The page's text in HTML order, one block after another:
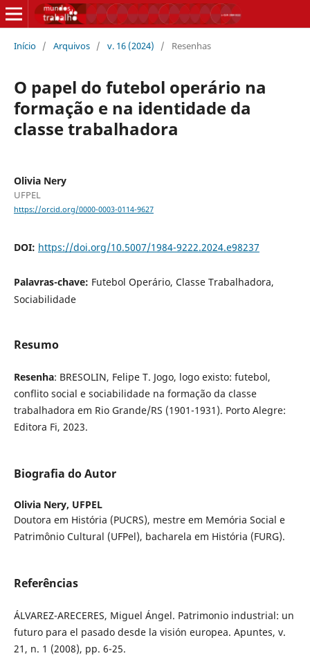
Início / Arquivos / v. 16 (2024) / Resenhas
O papel do futebol operário na
formação e na identidade da
classe trabalhadora
Olivia Nery
UFPEL
https://orcid.org/0000-0003-0114-9627
DOI: https://doi.org/10.5007/1984-9222.2024.e98237
Palavras-chave: Futebol Operário, Classe Trabalhadora,
Sociabilidade
Resumo
Resenha: BRESOLIN, Felipe T. Jogo, logo existo: futebol,
conflito social e sociabilidade na formação da classe
trabalhadora em Rio Grande/RS (1901-1931). Porto Alegre:
Editora Fi, 2023.
Biografia do Autor
Olivia Nery, UFPEL
Doutora em História (PUCRS), mestre em Memória Social e
Patrimônio Cultural (UFPel), bacharela em História (FURG).
Referências
ÁLVAREZ-ARECERES, Miguel Ángel. Patrimonio industrial: un
futuro para el pasado desde la visión europea. Apuntes, v.
21, n. 1 (2008), pp. 6-25.